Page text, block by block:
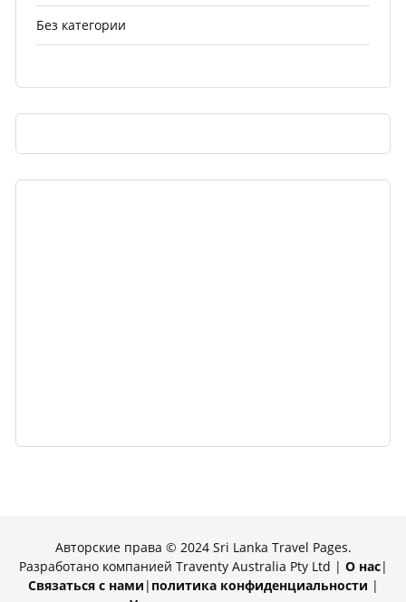
Без категории
Авторские права © 2024 Sri Lanka Travel Pages.
Разработано компанией Traventy Australia Pty Ltd | О нас|
Связаться с нами | политика конфиденциальности |